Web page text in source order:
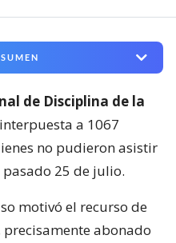
de Disciplina de la
a 1067
no pudieron asistir
25 de julio.
motivó el recurso de
abonado